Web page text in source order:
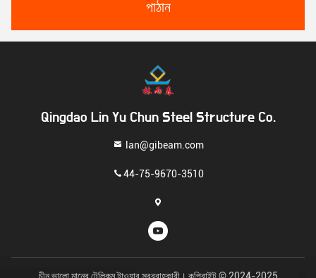
পাঠান
Qingdao Lin Yu Chun Steel Structure Co.
lan@gibeam.com
44-75-9670-3510